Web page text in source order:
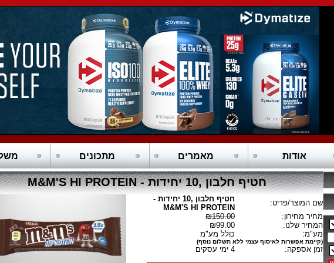
אודות מאמרים מתכונים
חטיף חלבון ,10 יחידות - M&M'S HI PROTEIN
שם המוצר/פריט:
חטיף חלבון ,10 יחידות -
M&M'S HI PROTEIN
מחיר מחירון:
₪150.00
המחיר שלנו:
₪99.00
מע"מ:
כולל מע"מ
(קיימת אפשרות לאיסוף עצמי ללא תשלום נוסף)
זמן אספקה: 4 ימי עסקים